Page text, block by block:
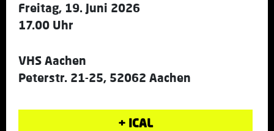
Freitag, 19. Juni 2026
17.00 Uhr
VHS Aachen
Peterstr. 21-25, 52062 Aachen
+ ICAL